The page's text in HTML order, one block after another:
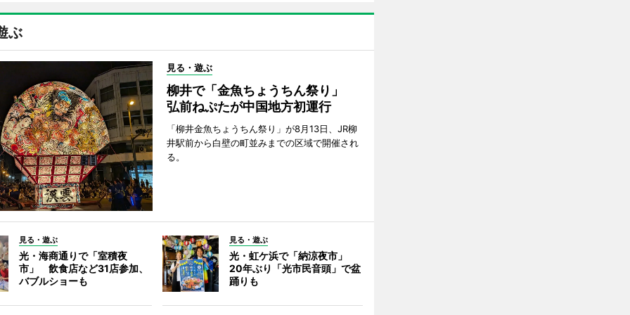
ぶ
見る・遊ぶ
柳井で「金魚ちょうちん祭り」
弘前ねぷたが中国地方初運行
「柳井金魚ちょうちん祭り」が8月13日、JR柳
井駅前から白壁の町並みまでの区域で開催され
る。
見る・遊ぶ
光・海商通りで「室積夜
市」 飲食店など31店参加、
バブルショーも
見る・遊ぶ
光・虹ケ浜で「納涼夜市」
20年ぶり「光市民音頭」で盆
踊りも